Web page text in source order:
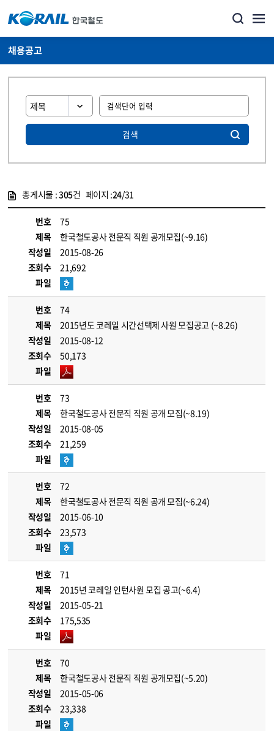
채용공고
검색
총게시물 :305건 페이지 :24/31
번호
75
제목
한국철도공사 전문직 직원 공개모집(~9.16)
작성일
2015-08-26
조회수
21,692
파일
번호
74
제목
2015년도 코레일 시간선택제 사원 모집공고 (~8.26)
작성일
2015-08-12
조회수
50,173
파일
번호
73
제목
한국철도공사 전문직 직원 공개 모집(~8.19)
작성일
2015-08-05
조회수
21,259
파일
번호
72
제목
한국철도공사 전문직 직원 공개 모집(~6.24)
작성일
2015-06-10
조회수
23,573
파일
번호
71
제목
2015년 코레일 인턴사원 모집 공고(~6.4)
작성일
2015-05-21
조회수
175,535
파일
번호
70
제목
한국철도공사 전문직 직원 공개모집(~5.20)
작성일
2015-05-06
조회수
23,338
파일